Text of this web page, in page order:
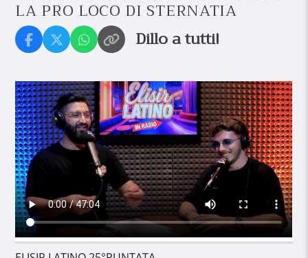
LA PRO LOCO DI STERNATIA
Dillo a tutti!